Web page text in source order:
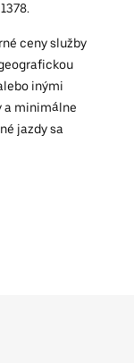
ceny služby
inými
a minimálne
jazdy sa